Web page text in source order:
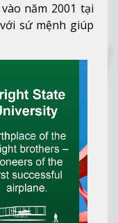
năm 2001 tại
sứ mệnh giúp
học tập, công